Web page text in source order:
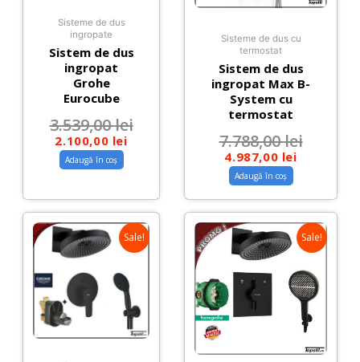
Sisteme de dus
ingropate
Sistem de dus
ingropat
Grohe
Eurocube
3.539,00lei
2.100,00 lei
Adaugă în coș
Sisteme de dus cu
termostat
Sistem de dus
ingropat Max B-
System cu
termostat
7.788,00lei
4.987,00 lei
Adaugă în coș
Sale! Sale!